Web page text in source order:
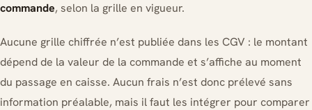
commande, selon la grille en vigueur.
Aucune grille chiffrée n’est publiée dans les CGV : le montant
dépend de la valeur de la commande et s’affiche au moment
du passage en caisse. Aucun frais n’est donc prélevé sans
information préalable, mais il faut les intégrer pour comparer